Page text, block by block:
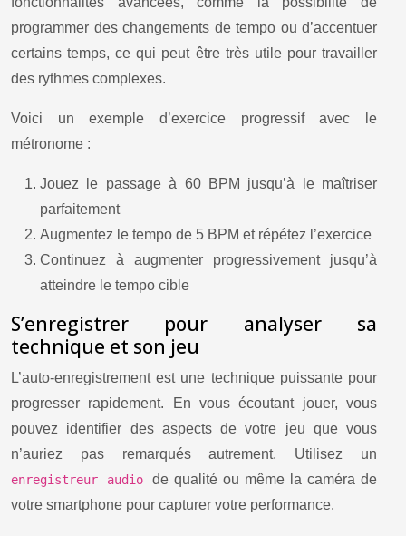
programmer des changements de tempo ou d’accentuer
certains temps, ce qui peut être très utile pour travailler
des rythmes complexes.
Voici un exemple d’exercice progressif avec le
métronome :
Jouez le passage à 60 BPM jusqu’à le maîtriser
parfaitement
Augmentez le tempo de 5 BPM et répétez l’exercice
Continuez à augmenter progressivement jusqu’à
atteindre le tempo cible
S’enregistrer pour analyser sa
technique et son jeu
L’auto-enregistrement est une technique puissante pour
progresser rapidement. En vous écoutant jouer, vous
pouvez identifier des aspects de votre jeu que vous
n’auriez pas remarqués autrement. Utilisez un
enregistreur audio de qualité ou même la caméra de
votre smartphone pour capturer votre performance.